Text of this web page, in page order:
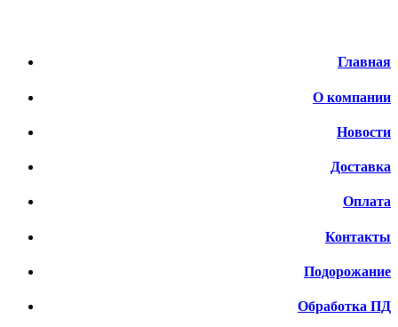
Главная
О компании
Новости
Доставка
Оплата
Контакты
Подорожание
Обработка ПД